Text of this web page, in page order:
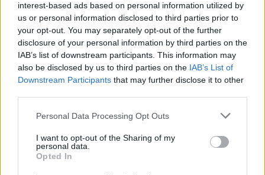
interest-based ads based on personal information utilized by
us or personal information disclosed to third parties prior to
your opt-out. You may separately opt-out of the further
disclosure of your personal information by third parties on the
IAB’s list of downstream participants. This information may
also be disclosed by us to third parties on the IAB’s List of
Downstream Participants that may further disclose it to other
Please note that this website/app uses one or more Google
not limited to your visit or usage behaviour. You may click to
grant or deny consent to Google and its third-party tags to
use your data for below specified purposes in below Google
Personal Data Processing Opt Outs
I want to opt-out of the Sharing of my
personal data.
Opted In
central ha sido internacional por Bélgica en una ocasión.
Estadísticas última temporada
El nuevo jugador bermellón disputó 32 partidos de la Pro
League la campaña anterior, en los que marcó un gol,
encuentro: 1,8 despejes, 1,8 interceptaciones, 1,6 entradas
contundente, cómo muestran las 13 tarjetas amarillas que
vio en la temporada.